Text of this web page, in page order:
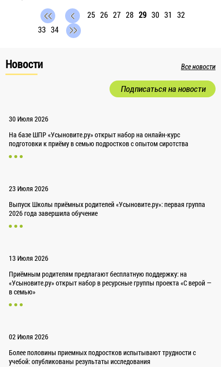
25 26 27 28 29 30 31
32
33 34
Новости Все новости
Подписаться на новости
30 Июля 2026
На базе ШПР «Усыновите.ру» открыт набор на онлайн-курс
подготовки к приёму в семью подростков с опытом сиротства
23 Июля 2026
Выпуск Школы приёмных родителей «Усыновите.ру»: первая группа
2026 года завершила обучение
13 Июля 2026
Приёмным родителям предлагают бесплатную поддержку: на
«Усыновите.ру» открыт набор в ресурсные группы проекта «С верой —
в семью»
02 Июля 2026
Более половины приемных подростков испытывают трудности с
учебой: опубликованы результаты исследования